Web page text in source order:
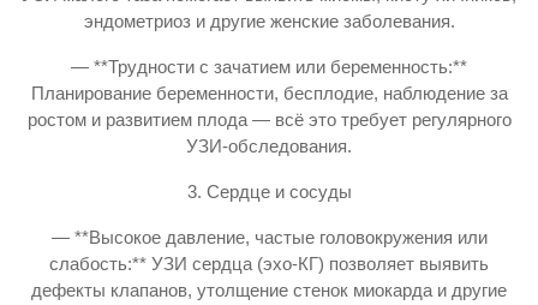
эндометриоз и другие женские заболевания.
— **Трудности с зачатием или беременность:**
Планирование беременности, бесплодие, наблюдение за
ростом и развитием плода — всё это требует регулярного
УЗИ-обследования.
3. Сердце и сосуды
— **Высокое давление, частые головокружения или
слабость:** УЗИ сердца (эхо-КГ) позволяет выявить
дефекты клапанов, утолщение стенок миокарда и другие